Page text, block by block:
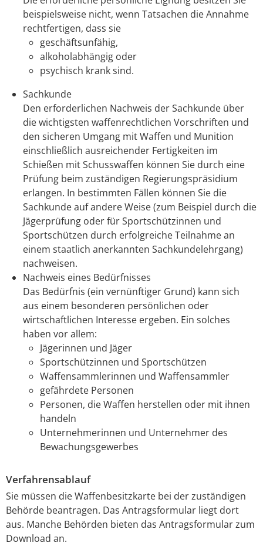
beispielsweise nicht, wenn Tatsachen die Annahme
rechtfertigen, dass sie
geschäftsunfähig,
alkoholabhängig oder
psychisch krank sind.
Sachkunde
Den erforderlichen Nachweis der Sachkunde über
die wichtigsten waffenrechtlichen Vorschriften und
den sicheren Umgang mit Waffen und Munition
einschließlich ausreichender Fertigkeiten im
Schießen mit Schusswaffen können Sie durch eine
Prüfung beim zuständigen Regierungspräsidium
erlangen. In bestimmten Fällen können Sie die
Sachkunde auf andere Weise (zum Beispiel durch die
Jägerprüfung oder für Sportschützinnen und
Sportschützen durch erfolgreiche Teilnahme an
einem staatlich anerkannten Sachkundelehrgang)
nachweisen.
Nachweis eines Bedürfnisses
Das Bedürfnis (ein vernünftiger Grund) kann sich
aus einem besonderen persönlichen oder
wirtschaftlichen Interesse ergeben. Ein solches
haben vor allem:
Jägerinnen und Jäger
Sportschützinnen und Sportschützen
Waffensammlerinnen und Waffensammler
gefährdete Personen
Personen, die Waffen herstellen oder mit ihnen
handeln
Unternehmerinnen und Unternehmer des
Bewachungsgewerbes
Verfahrensablauf
Sie müssen die Waffenbesitzkarte bei der zuständigen
Behörde beantragen. Das Antragsformular liegt dort
aus. Manche Behörden bieten das Antragsformular zum
Download an.